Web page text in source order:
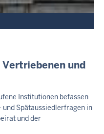
und
Institutionen befassen
Spätaussiedlerfragen in
und der